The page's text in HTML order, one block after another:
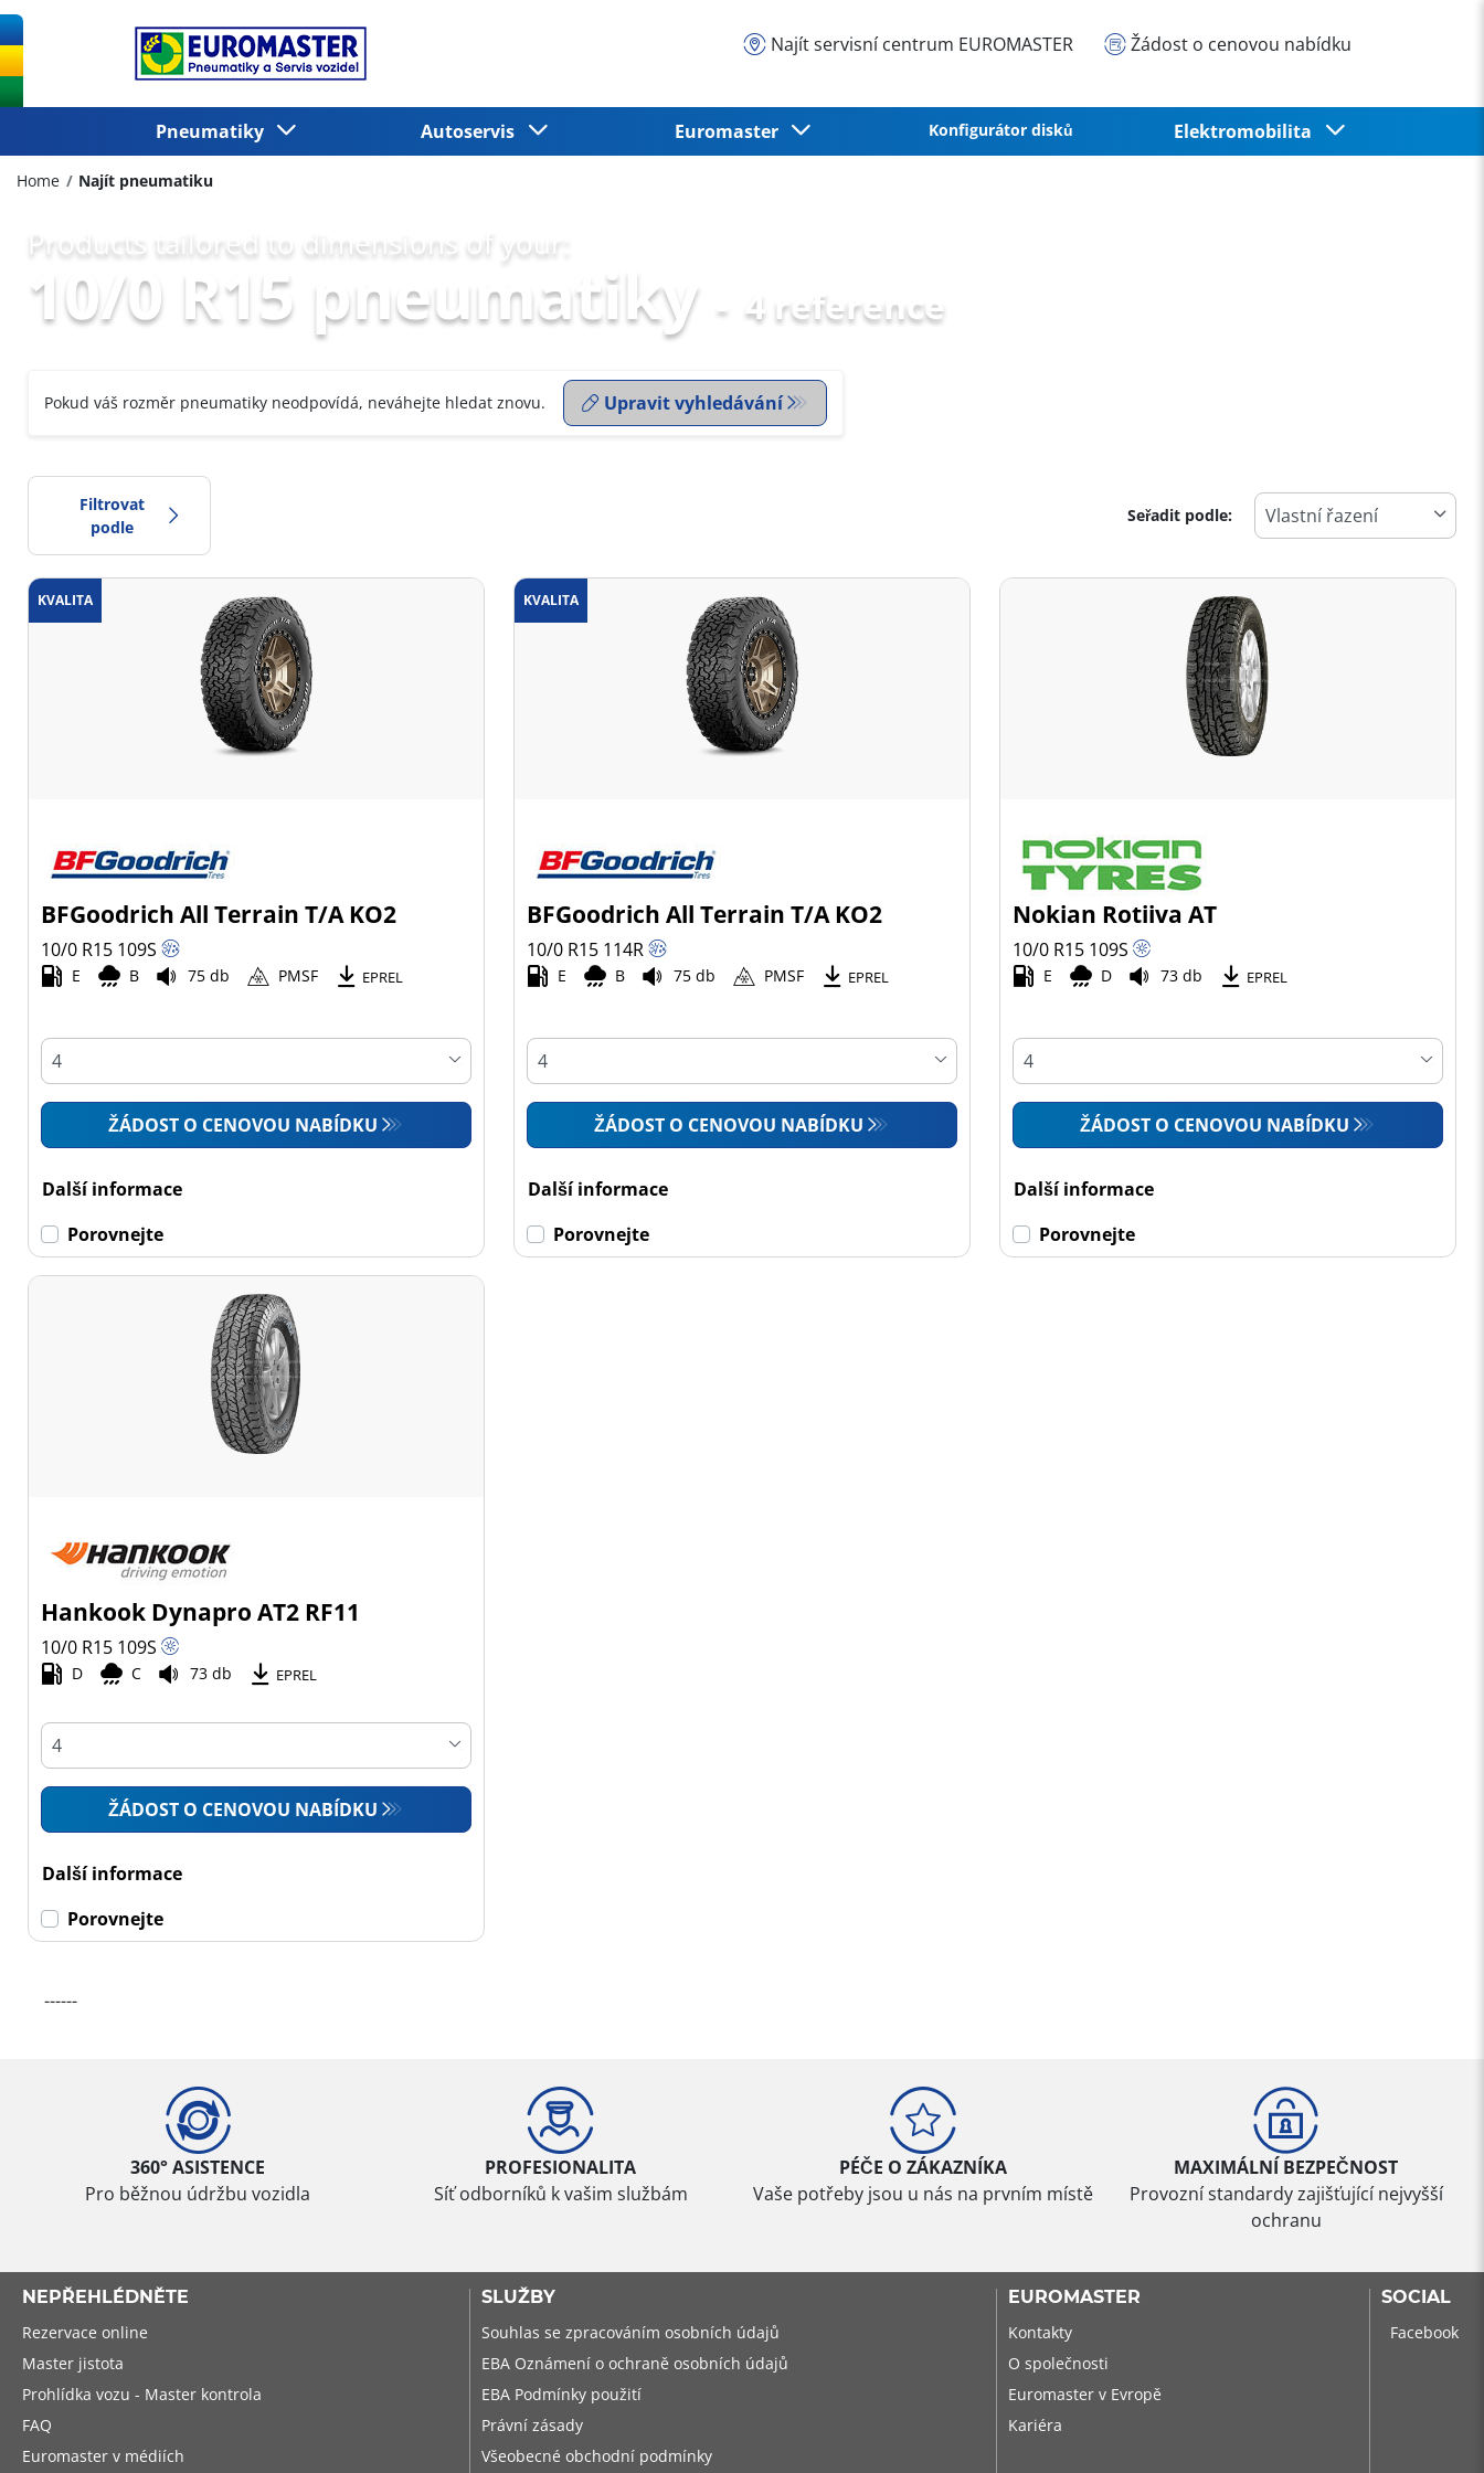
Najít servisní centrum EUROMASTER Žádost o cenovou nabídku
Pneumatiky Autoservis Euromaster Konfigurátor disků Elektromobilita
Home Najít pneumatiku
Products tailored to dimensions of your:
10/0 R15 pneumatiky - 4 reference
Pokud váš rozměr pneumatiky neodpovídá, neváhejte hledat znovu. Upravit vyhledávání
Filtrovat
podle
Cena
-1 2
Všechny typy (4)
Celoroční (2)
Všechny typy (4)
Dodávka (0)
Campingový vůz (0)
(0)
Dojezdové
Ne dojezdové (4)
Seřadit podle:
KVALITA
BFGoodrich All Terrain T/A KO2
10/0 R15 109S
E B 75 db PMSF EPREL
ŽÁDOST O CENOVOU NABÍDKU
Další informace
Porovnejte
KVALITA
BFGoodrich All Terrain T/A KO2
10/0 R15 114R
E B 75 db PMSF EPREL
ŽÁDOST O CENOVOU NABÍDKU
Další informace
Porovnejte
Nokian Rotiiva AT
10/0 R15 109S
E D 73 db EPREL
ŽÁDOST O CENOVOU NABÍDKU
Další informace
Porovnejte
Hankook Dynapro AT2 RF11
10/0 R15 109S
D C 73 db EPREL
ŽÁDOST O CENOVOU NABÍDKU
Další informace
Porovnejte
------
360° ASISTENCE
Pro běžnou údržbu vozidla
PROFESIONALITA
Síť odborníků k vašim službám
PÉČE O ZÁKAZNÍKA
Vaše potřeby jsou u nás na prvním místě
MAXIMÁLNÍ BEZPEČNOST
Provozní standardy zajišťující nejvyšší
ochranu
NEPŘEHLÉDNĚTE
Rezervace online
Master jistota
Prohlídka vozu - Master kontrola
FAQ
Euromaster v médiích
SLUŽBY
Souhlas se zpracováním osobních údajů
EBA Oznámení o ochraně osobních údajů
EBA Podmínky použití
Právní zásady
Všeobecné obchodní podmínky
EUROMASTER
Kontakty
O společnosti
Euromaster v Evropě
Kariéra
SOCIAL
Facebook